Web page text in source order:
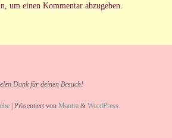
um einen Kommentar abzugeben.
Dank für deinen Besuch!
| Präsentiert von Mantra & WordPress.